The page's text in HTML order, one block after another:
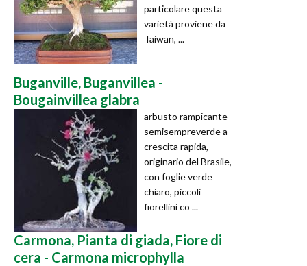
particolare questa
varietà proviene da
Taiwan, ...
Buganville, Buganvillea -
Bougainvillea glabra
arbusto rampicante
semisempreverde a
crescita rapida,
originario del Brasile,
con foglie verde
chiaro, piccoli
fiorellini co ...
Carmona, Pianta di giada, Fiore di
cera - Carmona microphylla